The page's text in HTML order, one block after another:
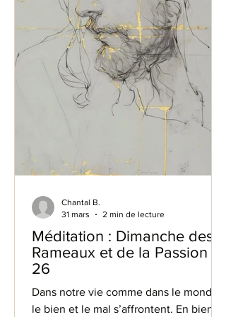
Méditation : Dimanche des
Rameaux et de la Passion
26
Dans notre vie comme dans le monde,
le bien et le mal s’affrontent. En bien
Chantal B.
31 mars
2 min de lecture